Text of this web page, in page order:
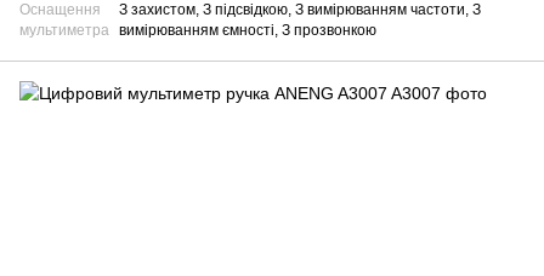
Оснащення
мультиметра
З захистом, З підсвідкою, З вимірюванням частоти, З
вимірюванням ємності, З прозвонкою